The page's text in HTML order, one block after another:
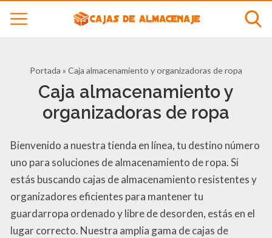
Portada » Caja almacenamiento y organizadoras de ropa
Caja almacenamiento y
organizadoras de ropa
Bienvenido a nuestra tienda en línea, tu destino número
uno para soluciones de almacenamiento de ropa. Si
estás buscando cajas de almacenamiento resistentes y
organizadores eficientes para mantener tu
guardarropa ordenado y libre de desorden, estás en el
lugar correcto. Nuestra amplia gama de cajas de